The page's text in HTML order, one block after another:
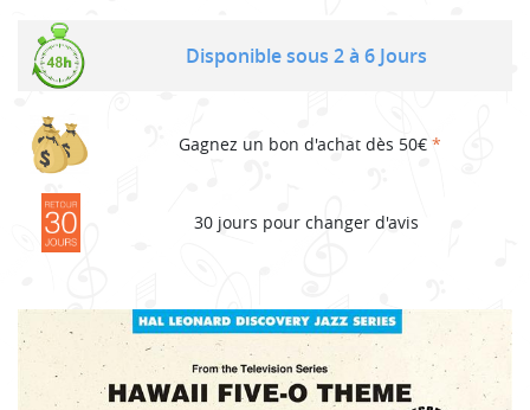
Disponible sous 2 à 6 Jours
Gagnez un bon d'achat dès 50€ *
30 jours pour changer d'avis